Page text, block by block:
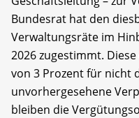
Bundesrat hat den
Verwaltungsräte im
2026 zugestimmt.
von 3 Prozent für nicht
unvorhergesehene
bleiben die